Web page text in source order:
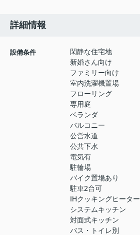
詳細情報
設備条件
閑静な住宅地
新婚さん向け
ファミリー向け
室内洗濯機置場
フローリング
専用庭
ベランダ
バルコニー
公営水道
公共下水
電気有
駐輪場
バイク置場あり
駐車2台可
IHクッキングヒーター
システムキッチン
対面式キッチン
バス・トイレ別